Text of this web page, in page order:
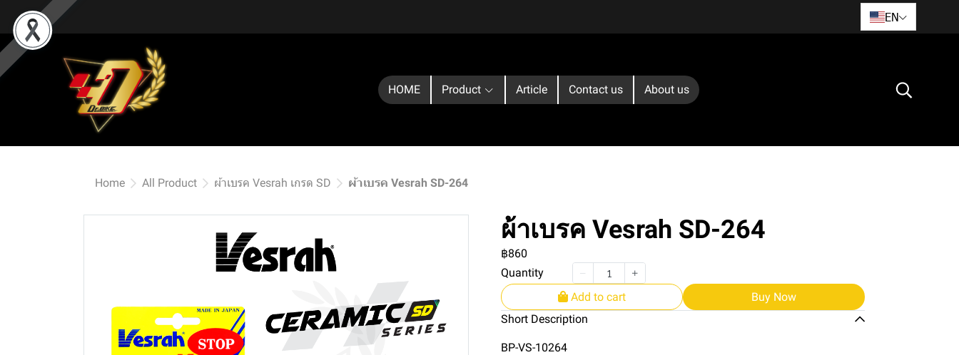
EN
HOME Product Article Contact us About us
Home All Product ผ้าเบรค Vesrah เกรด SD ผ้าเบรค Vesrah SD-264
ผ้าเบรค Vesrah SD-264
฿860
Quantity
Add to cart
Buy Now
Short Description
BP-VS-10264